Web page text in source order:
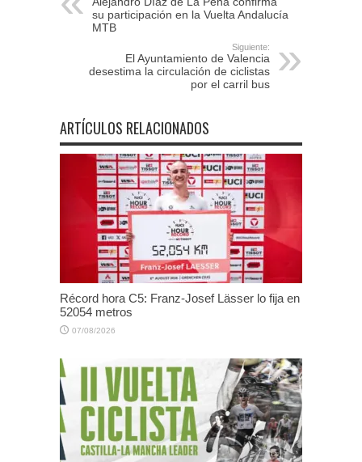
su participación en la Vuelta Andalucía
MTB
Siguiente:
El Ayuntamiento de Valencia
desestima la circulación de ciclistas
por el carril bus
ARTÍCULOS RELACIONADOS
Récord hora C5: Franz-Josef Lässer lo fija en
52054 metros
07/08/2026